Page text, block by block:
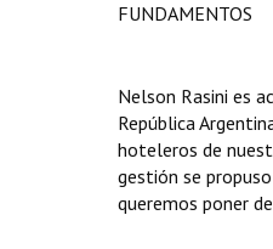
FUNDAMENTOS
Nelson Rasini es
República
hoteleros de
gestión se
queremos poner